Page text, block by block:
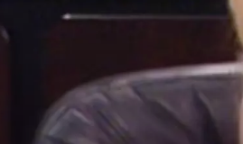
Download
Download